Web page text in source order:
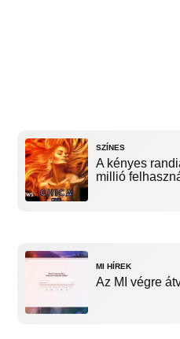
SZÍNES
A kényes
millió
MI HÍREK
Az MI végre